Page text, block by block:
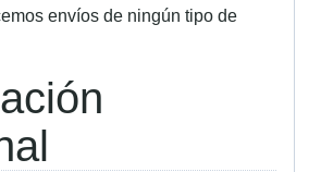
envíos de ningún tipo de